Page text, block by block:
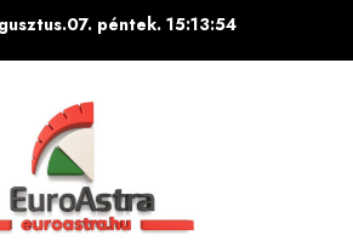
péntek. 15:13:56